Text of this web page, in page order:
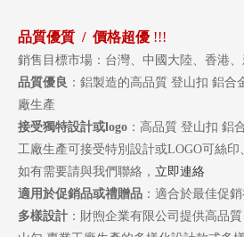
品質優質 / 價格超優 !!!
銷售目標市場：台灣、中國大陸、香港
品質優良 ：鋁製造的高品質 登山扣 鋁合
廠生產
接受獨特設計或logo ：高品質 登山扣 鋁
工廠生產可接受特別設計或LOGO可絲印
如有需要請與我們聯絡， 立即連絡
適用於促銷品或禮贈品 ：適合於最佳促
多樣設計 ：財煦企業有限公司提供高品